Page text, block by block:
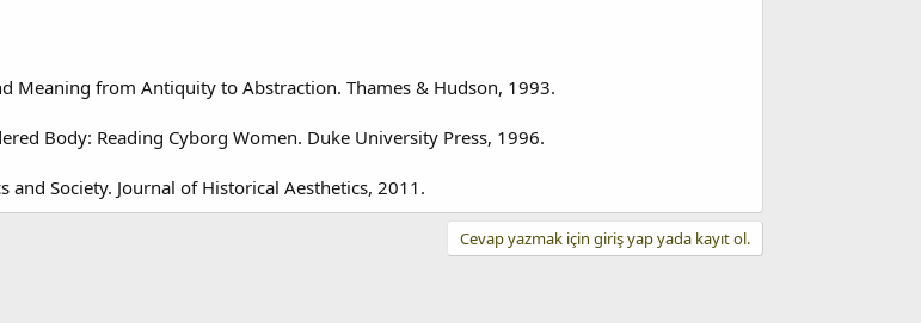
Meaning from Antiquity to Abstraction. Thames & Hudson, 1993.
Body: Reading Cyborg Women. Duke University Press, 1996.
and Society. Journal of Historical Aesthetics, 2011.
Cevap yazmak için giriş yap yada kayıt ol.